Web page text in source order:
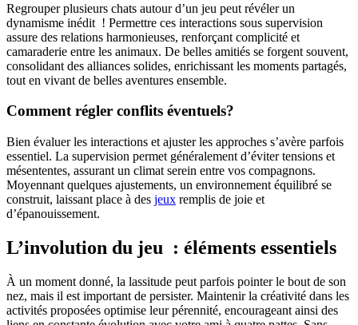
Regrouper plusieurs chats autour d’un jeu peut révéler un
dynamisme inédit ! Permettre ces interactions sous supervision
assure des relations harmonieuses, renforçant complicité et
camaraderie entre les animaux. De belles amitiés se forgent souvent,
consolidant des alliances solides, enrichissant les moments partagés,
tout en vivant de belles aventures ensemble.
Comment régler conflits éventuels?
Bien évaluer les interactions et ajuster les approches s’avère parfois
essentiel. La supervision permet généralement d’éviter tensions et
mésententes, assurant un climat serein entre vos compagnons.
Moyennant quelques ajustements, un environnement équilibré se
construit, laissant place à des jeux remplis de joie et
d’épanouissement.
L’involution du jeu : éléments essentiels
À un moment donné, la lassitude peut parfois pointer le bout de son
nez, mais il est important de persister. Maintenir la créativité dans les
activités proposées optimise leur pérennité, encourageant ainsi des